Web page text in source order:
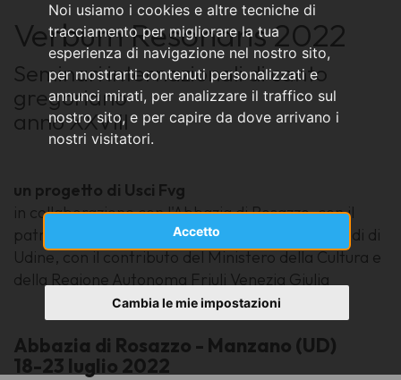
Noi usiamo i cookies e altre tecniche di
tracciamento per migliorare la tua
esperienza di navigazione nel nostro sito,
per mostrarti contenuti personalizzati e
annunci mirati, per analizzare il traffico sul
nostro sito, e per capire da dove arrivano i
nostri visitatori.
Accetto
Cambia le mie impostazioni
Verbum Resonans 2022
Seminari internazionali di canto
gregoriano
anno XXVIII
un progetto di Usci Fvg
in collaborazione con l'Abbazia di Rosazzo, con il
patrocinio di Feniarco e dell'Università degli Studi di
Udine, con il contributo del Ministero della Cultura e
della Regione Autonoma Friuli Venezia Giulia
Abbazia di Rosazzo - Manzano (UD)
18-23 luglio 2022